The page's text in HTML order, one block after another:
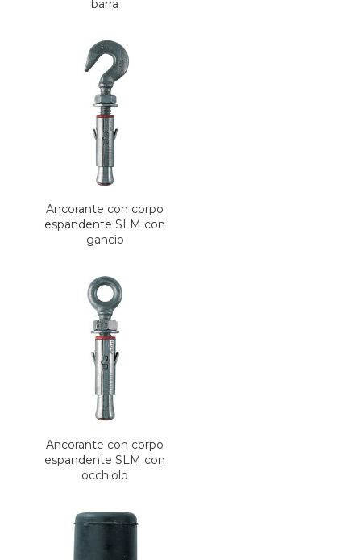
barra
Ancorante con corpo
espandente SLM con
gancio
Ancorante con corpo
espandente SLM con
occhiolo